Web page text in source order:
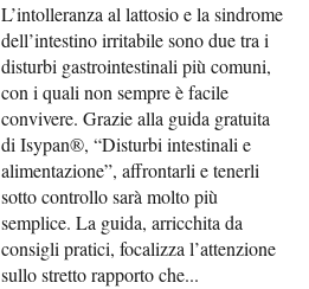
L’intolleranza al lattosio e la sindrome
dell’intestino irritabile sono due tra i
disturbi gastrointestinali più comuni,
con i quali non sempre è facile
convivere. Grazie alla guida gratuita
di Isypan®, “Disturbi intestinali e
alimentazione”, affrontarli e tenerli
sotto controllo sarà molto più
semplice. La guida, arricchita da
consigli pratici, focalizza l’attenzione
sullo stretto rapporto che...